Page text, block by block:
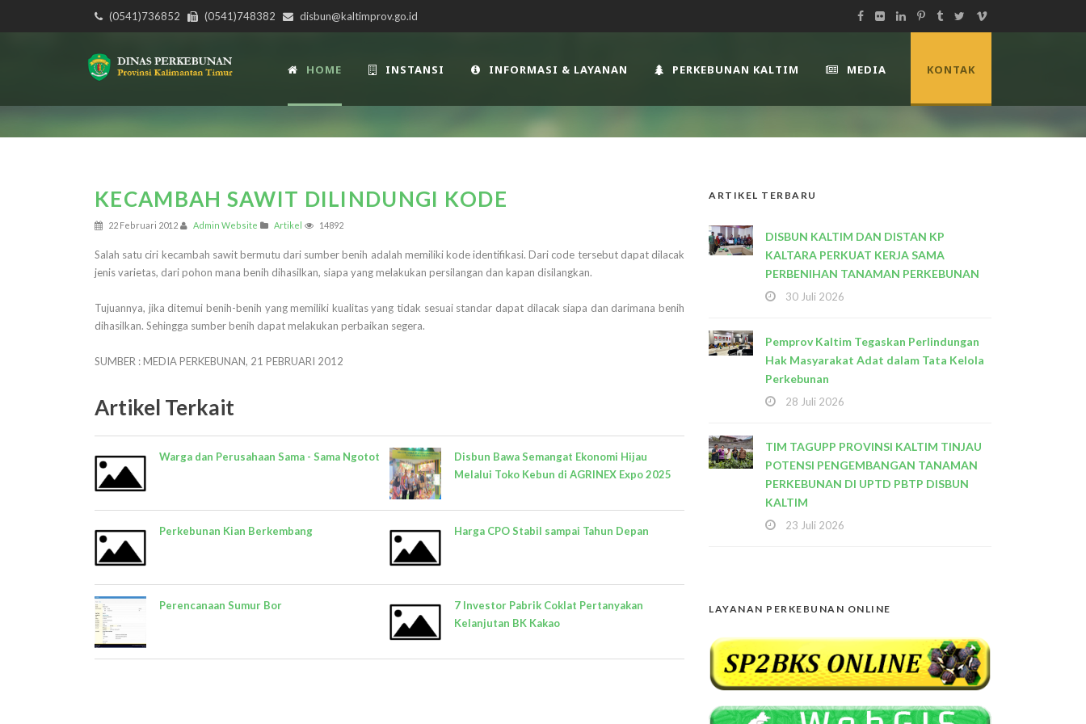
(0541)736852 (0541)748382 disbun@kaltimprov.go.id
HOME INSTANSI INFORMASI & LAYANAN PERKEBUNAN KALTIM MEDIA KONTAK
KECAMBAH SAWIT DILINDUNGI KODE
22 Februari 2012 Admin Website Artikel 14892
Salah satu ciri kecambah sawit bermutu dari sumber benih adalah memiliki kode identifikasi. Dari code tersebut dapat dilacak
jenis varietas, dari pohon mana benih dihasilkan, siapa yang melakukan persilangan dan kapan disilangkan.
Tujuannya, jika ditemui benih-benih yang memiliki kualitas yang tidak sesuai standar dapat dilacak siapa dan darimana benih
dihasilkan. Sehingga sumber benih dapat melakukan perbaikan segera.
SUMBER : MEDIA PERKEBUNAN, 21 PEBRUARI 2012
Artikel Terkait
Warga dan Perusahaan Sama - Sama Ngotot
Perkebunan Kian Berkembang
Perencanaan Sumur Bor
Disbun Bawa Semangat Ekonomi Hijau
Melalui Toko Kebun di AGRINEX Expo 2025
Harga CPO Stabil sampai Tahun Depan
7 Investor Pabrik Coklat Pertanyakan
Kelanjutan BK Kakao
ARTIKEL TERBARU
DISBUN KALTIM DAN DISTAN KP
KALTARA PERKUAT KERJA SAMA
PERBENIHAN TANAMAN PERKEBUNAN
30 Juli 2026
Pemprov Kaltim Tegaskan Perlindungan
Hak Masyarakat Adat dalam Tata Kelola
Perkebunan
28 Juli 2026
TIM TAGUPP PROVINSI KALTIM TINJAU
POTENSI PENGEMBANGAN TANAMAN
PERKEBUNAN DI UPTD PBTP DISBUN
KALTIM
23 Juli 2026
LAYANAN PERKEBUNAN ONLINE